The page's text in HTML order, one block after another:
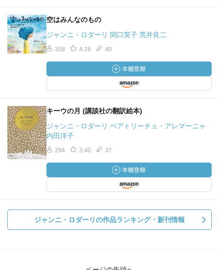
空はみんなのもの
ジャンニ・ロダーリ 関口英子 荒井良二
358 4.28 40
キーウの月 (講談社の翻訳絵本)
ジャンニ・ロダーリ ベアトリーチェ・アレマーニャ
内田洋子
294 3.40 37
ジャンニ・ロダーリの作品ランキング・新刊情報